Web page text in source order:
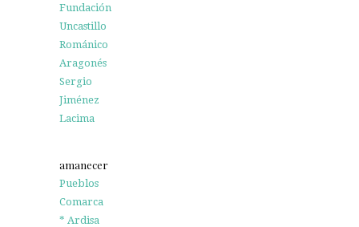
Fundación
Uncastillo
Románico
Aragonés
Sergio
Jiménez
Lacima
amanecer
Pueblos
Comarca
* Ardisa